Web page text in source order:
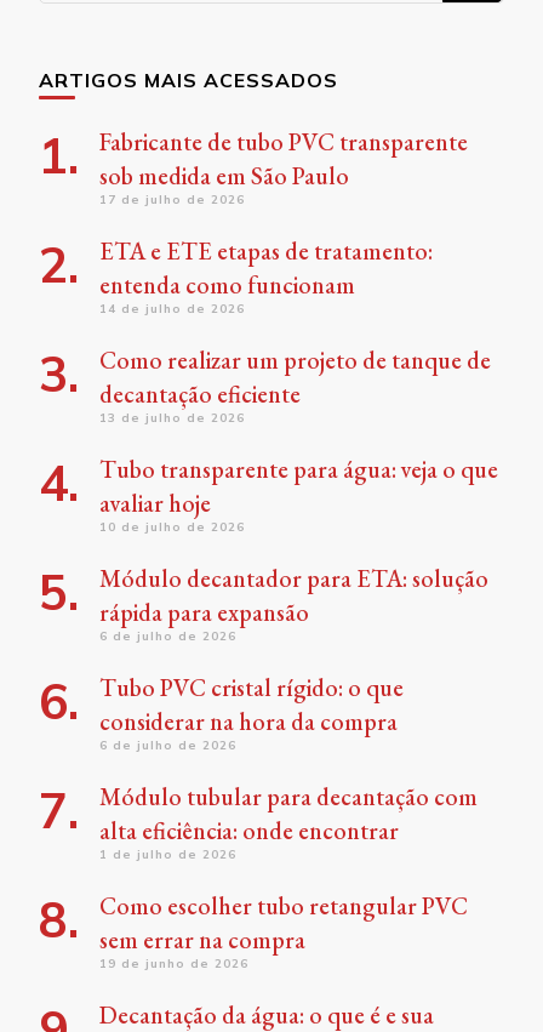
ARTIGOS MAIS ACESSADOS
Fabricante de tubo PVC transparente
sob medida em São Paulo
17 de julho de 2026
ETA e ETE etapas de tratamento:
entenda como funcionam
14 de julho de 2026
Como realizar um projeto de tanque de
decantação eficiente
13 de julho de 2026
Tubo transparente para água: veja o que
avaliar hoje
10 de julho de 2026
Módulo decantador para ETA: solução
rápida para expansão
6 de julho de 2026
Tubo PVC cristal rígido: o que
considerar na hora da compra
6 de julho de 2026
Módulo tubular para decantação com
alta eficiência: onde encontrar
1 de julho de 2026
Como escolher tubo retangular PVC
sem errar na compra
19 de junho de 2026
Decantação da água: o que é e sua